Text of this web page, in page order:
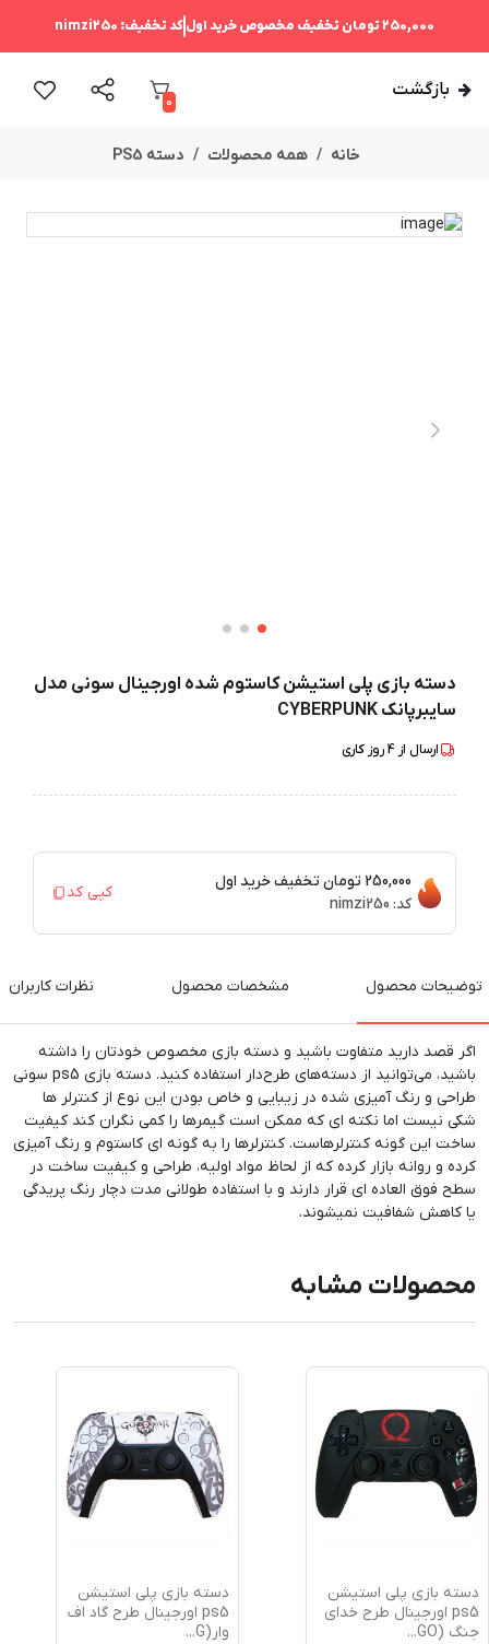
250,000 تومان تخفیف مخصوص خرید اولکد تخفیف: nimzi250
بازگشت
0
خانه همه محصولات دسته PS5
دسته بازی پلی استیشن کاستوم شده اورجینال سونی مدل
سایبرپانک CYBERPUNK
ارسال از 4روز کاری
250,000 تومان
تخفیف خرید اول
کد: nimzi250
کپی کد
توضیحات محصول مشخصات محصول نظرات کاربران
اگر قصد دارید متفاوت باشید و دسته بازی مخصوص خودتان را داشته
باشید، می‌توانید از دسته‌های طرح‌دار استفاده کنید. دسته بازی ps5 سونی
طراحی و رنگ آمیزی شده در زیبایی و خاص بودن این نوع از کنترلر ها
شکی نیست اما نکته ای که ممکن است گیمرها را کمی نگران کند کیفیت
ساخت این گونه کنترلرهاست. کنترلرها را به گونه ای کاستوم و رنگ آمیزی
کرده و روانه بازار کرده که از لحاظ مواد اولیه، طراحی و کیفیت ساخت در
سطح فوق العاده ای قرار دارند و با استفاده طولانی مدت دچار رنگ پریدگی
یا کاهش شفافیت نمیشوند.
محصولات مشابه
دسته بازی پلی استیشن
ps5 اورجینال طرح خدای
جنگ (GO
...
دسته بازی پلی استیشن
ps5 اورجینال طرح گاد اف
وار(G ...